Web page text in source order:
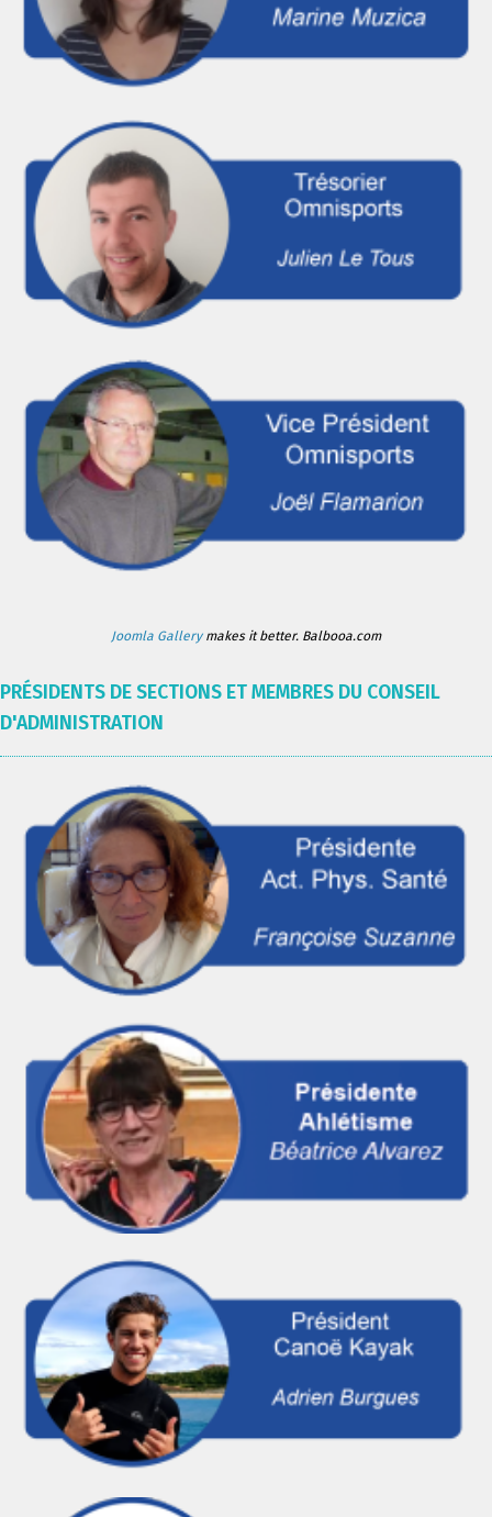
Joomla Gallerymakes it better. Balbooa.com
PRÉSIDENTS DE SECTIONS ET MEMBRES DU CONSEIL
D'ADMINISTRATION